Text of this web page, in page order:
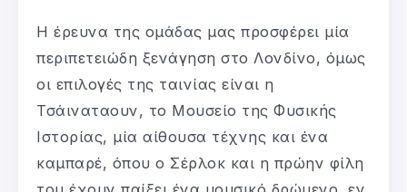
Η έρευνα της ομάδας μας προσφέρει μία
περιπετειώδη ξενάγηση στο Λονδίνο, όμως
οι επιλογές της ταινίας είναι η
Τσάιναταουν, το Μουσείο της Φυσικής
Ιστορίας, μία αίθουσα τέχνης και ένα
καμπαρέ, όπου ο Σέρλοκ και η πρώην φίλη